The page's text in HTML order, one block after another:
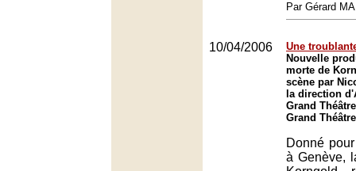
Par Gérard
10/04/2006
Une
Nouvelle
morte de
scène par
la direction
Grand
Grand
Donné
à Genève,